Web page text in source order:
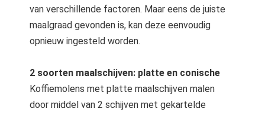
van verschillende factoren. Maar eens de juiste
maalgraad gevonden is, kan deze eenvoudig
opnieuw ingesteld worden.
2 soorten maalschijven: platte en conische
Koffiemolens met platte maalschijven malen
door middel van 2 schijven met gekartelde